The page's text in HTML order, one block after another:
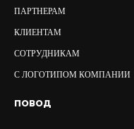
ПАРТНЕРАМ
КЛИЕНТАМ
СОТРУДНИКАМ
С ЛОГОТИПОМ КОМПАНИИ
ПОВОД